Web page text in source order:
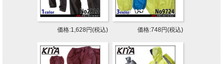
価格:1,628円(税込) 価格:748円(税込)